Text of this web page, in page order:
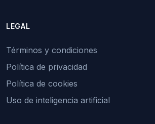
LEGAL
Términos y condiciones
Política de privacidad
Política de cookies
Uso de inteligencia artificial